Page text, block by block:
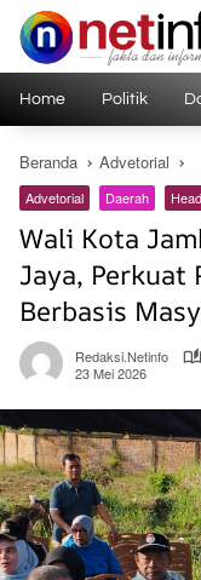
Langsung
konten
Home Politik
Beranda Advetorial
Advetorial Daerah
Wali Kota
Jaya, Perkuat
Berbasis
Redaksi.netinfo
23 Mei 2026